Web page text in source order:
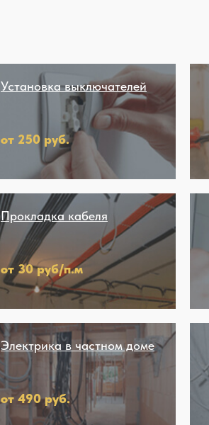
Установка выключателей
от 250 руб.
Прокладка кабеля
от 30 руб/п.м
Электрика в частном доме
от 490 руб.